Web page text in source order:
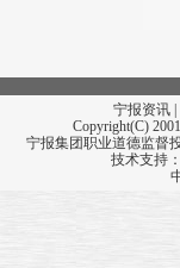
宁报资讯
Copyright(C)
宁报集团职业道德监督
技术支持